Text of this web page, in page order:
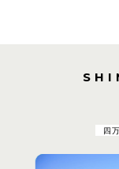
四